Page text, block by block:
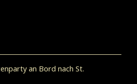
an Bord nach St.